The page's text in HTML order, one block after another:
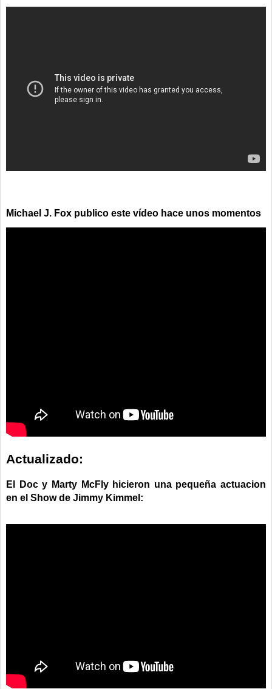
Michael J. Fox publico este vídeo hace unos momentos
Actualizado:
El Doc y Marty McFly hicieron una pequeña actuacion
en el Show de Jimmy Kimmel: